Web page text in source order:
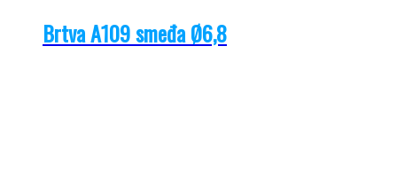
Brtva A109 smeđa Ø6,8